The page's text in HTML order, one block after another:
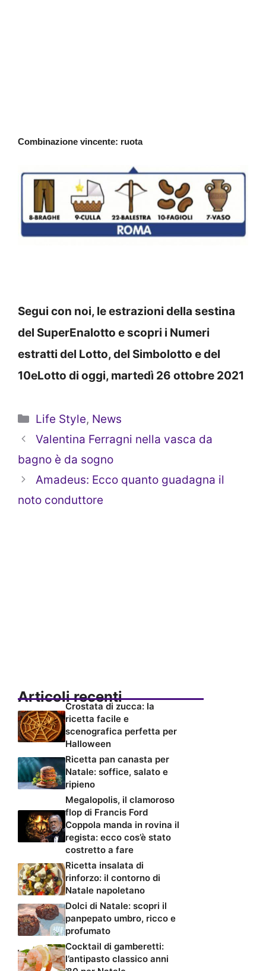
Combinazione vincente: ruota
Segui con noi, le estrazioni della sestina
del SuperEnalotto e scopri i Numeri
estratti del Lotto, del Simbolotto e del
10eLotto di oggi, martedì 26 ottobre 2021
Categorie
Life Style, News
Valentina Ferragni nella vasca da
bagno è da sogno
Amadeus: Ecco quanto guadagna il
noto conduttore
Articoli recenti
Crostata di zucca: la
ricetta facile e
scenografica perfetta per
Halloween
Ricetta pan canasta per
Natale: soffice, salato e
ripieno
Megalopolis, il clamoroso
flop di Francis Ford
Coppola manda in rovina il
regista: ecco cos’è stato
costretto a fare
Ricetta insalata di
rinforzo: il contorno di
Natale napoletano
Dolci di Natale: scopri il
panpepato umbro, ricco e
profumato
Cocktail di gamberetti:
l’antipasto classico anni